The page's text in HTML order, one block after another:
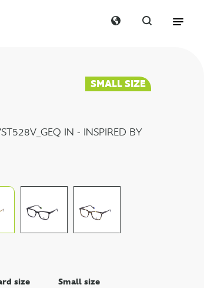
SMALL SIZE
IN - INSPIRED BY
size Small size